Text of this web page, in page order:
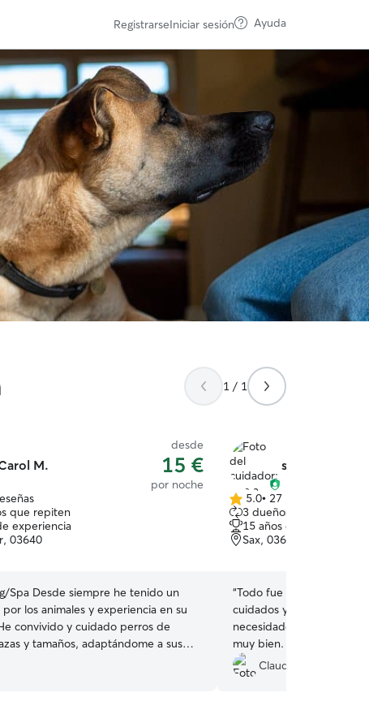
RegistrarseIniciar sesión Ayuda
1 / 1
M.
desde
15 €
por noche
que repiten
experiencia
03640
siempre he tenido un
por los animales y experiencia en su
convivido y cuidado perros de
y tamaños, adaptándome a sus
que cada mascota se sienta segura y
encargarme de paseos dinámicos,
sara a.
5.0
de
5
estrellas
5.0• 27 reseñas
3 dueños que repiten
15 años de experiencia
Sax, 03630
“Todo fue perfecto, Ares
cuidados y cariño. Sara
necesidades del cachorro
muy bien. Lo recomiendo.
Claudiu C.